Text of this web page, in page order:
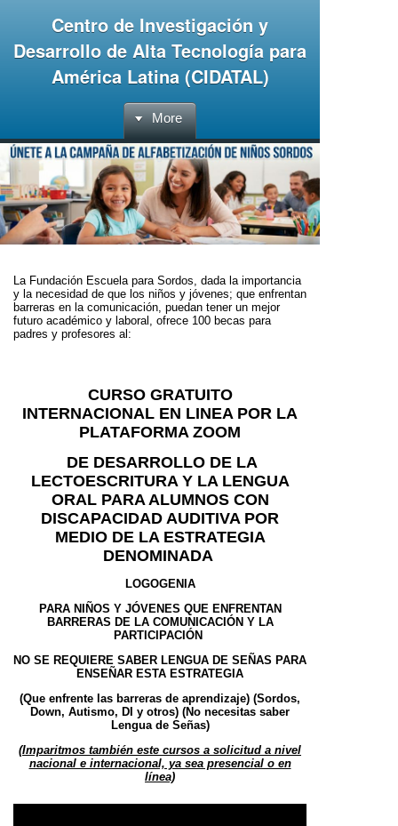
Centro de Investigación y
Desarrollo de Alta Tecnología para
América Latina (CIDATAL)
More
La Fundación Escuela para Sordos, dada la importancia
y la necesidad de que los niños y jóvenes; que enfrentan
barreras en la comunicación, puedan tener un mejor
futuro académico y laboral, ofrece 100 becas para
padres y profesores al:
CURSO GRATUITO
INTERNACIONAL EN LINEA POR LA
PLATAFORMA ZOOM
DE DESARROLLO DE LA
LECTOESCRITURA Y LA LENGUA
ORAL PARA ALUMNOS CON
DISCAPACIDAD AUDITIVA POR
MEDIO DE LA ESTRATEGIA
DENOMINADA
LOGOGENIA
PARA NIÑOS Y JÓVENES QUE ENFRENTAN
BARRERAS DE LA COMUNICACIÓN Y LA
PARTICIPACIÓN
NO SE REQUIERE SABER LENGUA DE SEÑAS PARA
ENSEÑAR ESTA ESTRATEGIA
(Que enfrente las barreras de aprendizaje) (Sordos,
Down, Autismo, DI y otros) (No necesitas saber
Lengua de Señas)
(Imparitmos también este cursos a solicitud a nivel
nacional e internacional, ya sea presencial o en
línea)